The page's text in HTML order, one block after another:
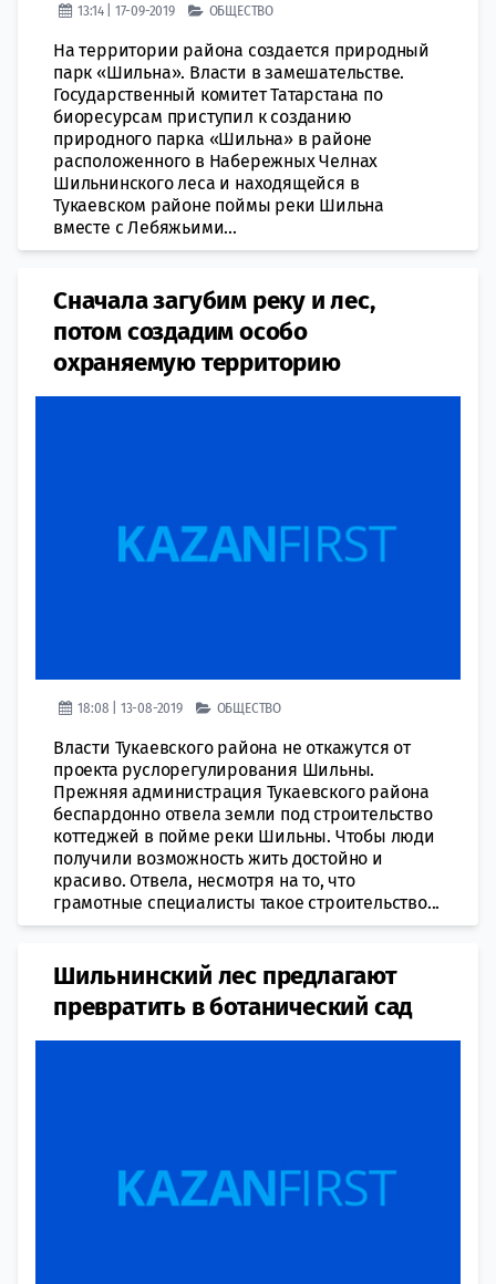
13:14 | 17-09-2019 ОБЩЕСТВО
На территории района создается природный
парк «Шильна». Власти в замешательстве.
Государственный комитет Татарстана по
биоресурсам приступил к созданию
природного парка «Шильна» в районе
расположенного в Набережных Челнах
Шильнинского леса и находящейся в
Тукаевском районе поймы реки Шильна
вместе с Лебяжьими...
Сначала загубим реку и лес,
потом создадим особо
охраняемую территорию
18:08 | 13-08-2019 ОБЩЕСТВО
Власти Тукаевского района не откажутся от
проекта руслорегулирования Шильны.
Прежняя администрация Тукаевского района
беспардонно отвела земли под строительство
коттеджей в пойме реки Шильны. Чтобы люди
получили возможность жить достойно и
красиво. Отвела, несмотря на то, что
грамотные специалисты такое строительство...
Шильнинский лес предлагают
превратить в ботанический сад